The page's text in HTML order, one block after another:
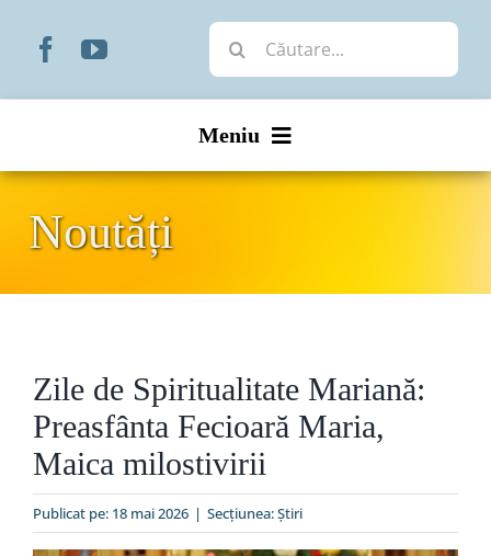
Cautare...
Meniu
Organizare
Liturgic
Special
Noutăți
Zile de Spiritualitate Mariană:
Preasfânta Fecioară Maria,
Maica milostivirii
Publicat pe: 18 mai 2026 | Secțiunea:Ştiri